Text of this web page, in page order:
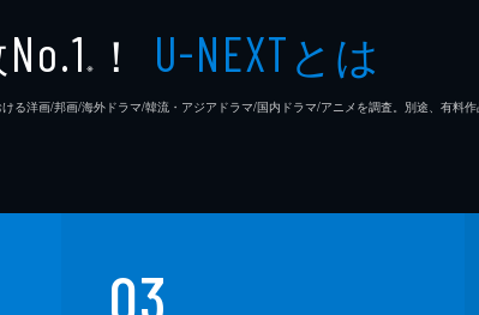
No.1 ※ ！ U-NEXTとは
洋画/邦画/海外ドラマ/韓流・アジアドラマ/国内ドラマ/アニメを調査。別途、有料作
03